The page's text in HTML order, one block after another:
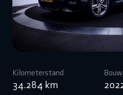
Kilometerstand
34.284 km